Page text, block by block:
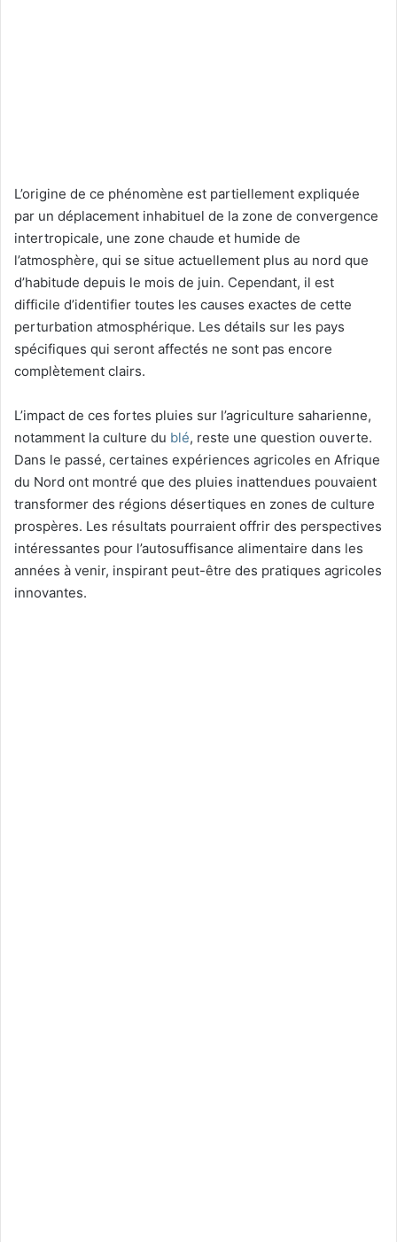
L’origine de ce phénomène est partiellement expliquée
par un déplacement inhabituel de la zone de convergence
intertropicale, une zone chaude et humide de
l’atmosphère, qui se situe actuellement plus au nord que
d’habitude depuis le mois de juin. Cependant, il est
difficile d’identifier toutes les causes exactes de cette
perturbation atmosphérique. Les détails sur les pays
spécifiques qui seront affectés ne sont pas encore
complètement clairs.
L’impact de ces fortes pluies sur l’agriculture saharienne,
notamment la culture du blé, reste une question ouverte.
Dans le passé, certaines expériences agricoles en Afrique
du Nord ont montré que des pluies inattendues pouvaient
transformer des régions désertiques en zones de culture
prospères. Les résultats pourraient offrir des perspectives
intéressantes pour l’autosuffisance alimentaire dans les
années à venir, inspirant peut-être des pratiques agricoles
innovantes.